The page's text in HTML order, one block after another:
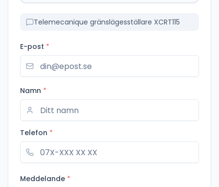
Telemecanique gränslägesställare XCRT115
E-post *
Namn *
Telefon *
Meddelande *